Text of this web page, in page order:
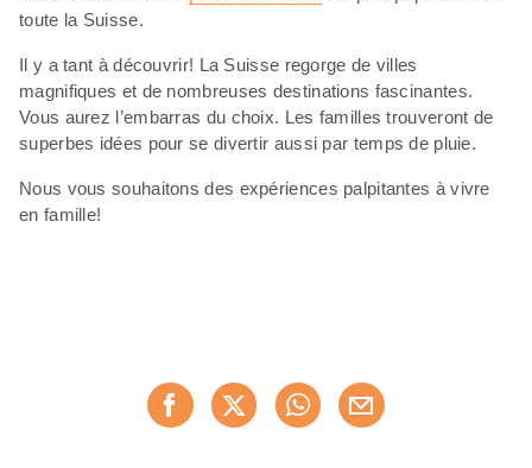
toute la Suisse.
Il y a tant à découvrir! La Suisse regorge de villes
magnifiques et de nombreuses destinations fascinantes.
Vous aurez l’embarras du choix. Les familles trouveront de
superbes idées pour se divertir aussi par temps de pluie.
Nous vous souhaitons des expériences palpitantes à vivre
en famille!
Recommander maintenant